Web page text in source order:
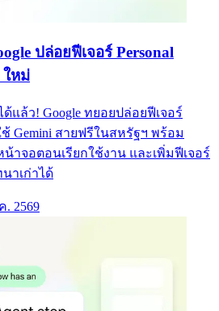
ปล่อยฟีเจอร์ Personal
ใหม่
แล้ว! Google ทยอยปล่อยฟีเจอร์
ช้ Gemini สายฟรีในสหรัฐฯ พร้อม
าจอตอนเรียกใช้งาน และเพิ่มฟีเจอร์
าเก่าได้
. 2569